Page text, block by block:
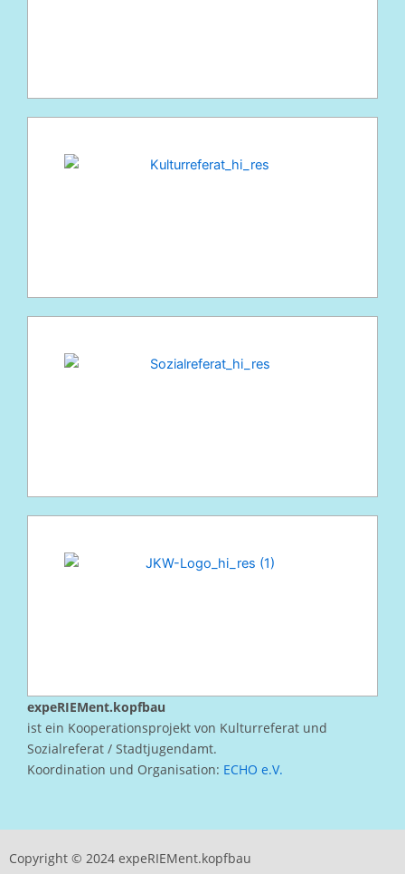
expeRIEMent.kopfbau
ist ein Kooperationsprojekt von Kulturreferat und
Sozialreferat / Stadtjugendamt.
Koordination und Organisation: ECHO e.V.
Copyright © 2024 expeRIEMent.kopfbau